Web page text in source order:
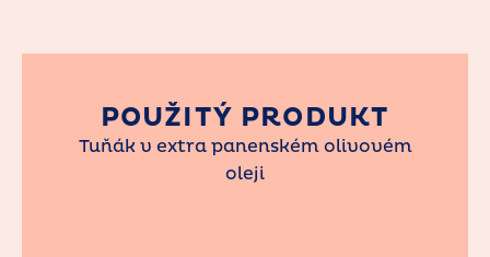
POUŽITÝ PRODUKT
Tuňák v extra panenském olivovém
oleji